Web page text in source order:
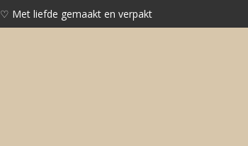
♡ Met liefde gemaakt en verpakt